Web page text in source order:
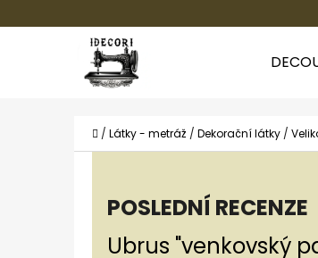
Domů
/ Látky - metráž / Dekorační látky /
POSLEDNÍ RECENZE
Zpět
obchodu
Zpět
obchodu